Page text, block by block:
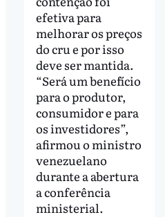
efetiva para
melhorar os preços
do cru e por isso
deve ser mantida.
“Será um benefício
para o produtor,
consumidor e para
os investidores”,
afirmou o ministro
venezuelano
durante a abertura
a conferência
ministerial.